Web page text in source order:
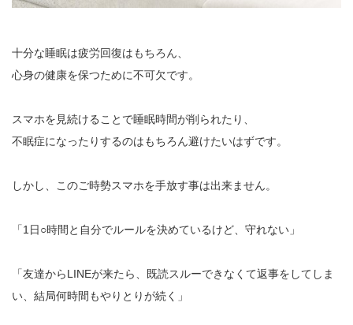
十分な睡眠は疲労回復はもちろん、
心身の健康を保つために不可欠です。
スマホを見続けることで睡眠時間が削られたり、
不眠症になったりするのはもちろん避けたいはずです。
しかし、このご時勢スマホを手放す事は出来ません。
「1日○時間と自分でルールを決めているけど、守れない」
「友達からLINEが来たら、既読スルーできなくて返事をしてしま
い、結局何時間もやりとりが続く」